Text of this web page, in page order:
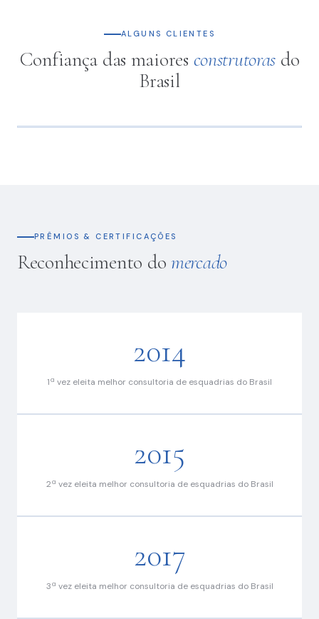
ALGUNS CLIENTES
Confiança das maiores construtoras do
Brasil
PRÊMIOS & CERTIFICAÇÕES
Reconhecimento do mercado
2014
1ª vez eleita melhor consultoria de esquadrias do Brasil
2015
2ª vez eleita melhor consultoria de esquadrias do Brasil
2017
3ª vez eleita melhor consultoria de esquadrias do Brasil